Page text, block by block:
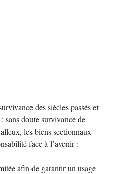
des siècles passés et
sans doute survivance de
les biens sectionnaux
face à l’avenir :
afin de garantir un usage